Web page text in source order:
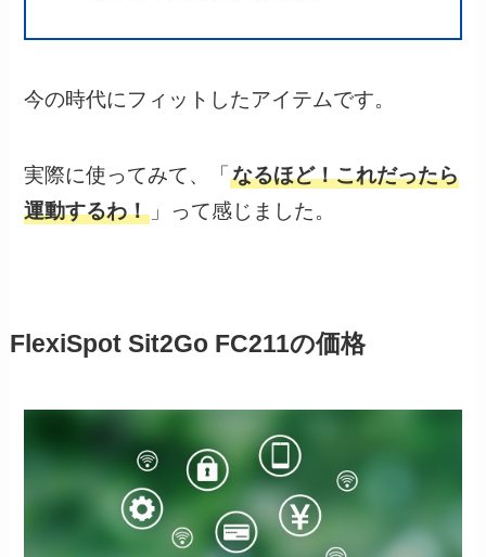
今の時代にフィットしたアイテムです。
実際に使ってみて、「なるほど！これだったら
運動するわ！ 」って感じました。
FlexiSpot Sit2Go FC211の価格